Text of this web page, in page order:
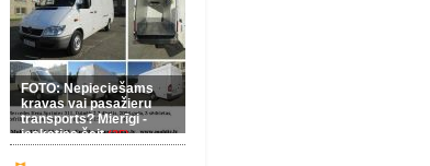
FOTO: Nepieciešams
kravas vai pasažieru
transports? Mierīgi -
ieskaties šeit(35)